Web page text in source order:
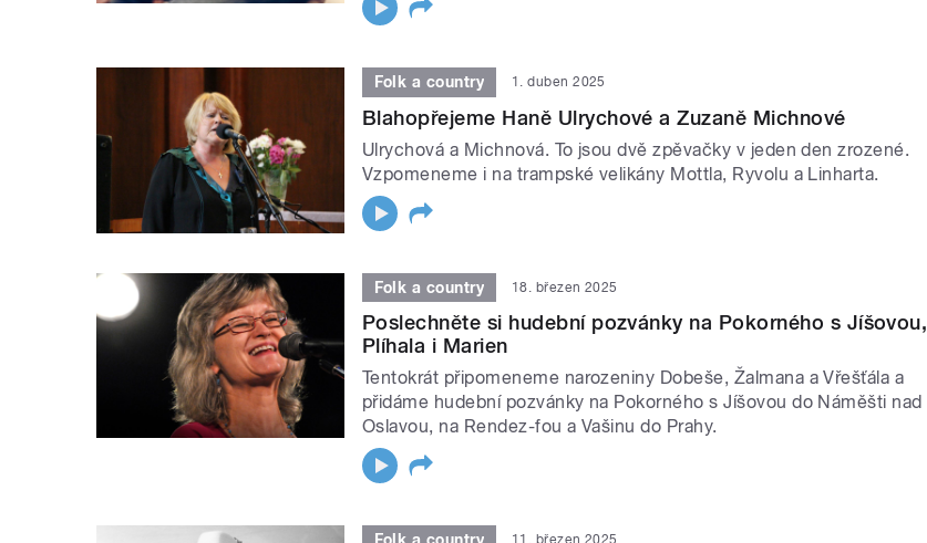
Folk a country 1. duben 2025
Blahopřejeme Haně Ulrychové a Zuzaně Michnové
Ulrychová a Michnová. To jsou dvě zpěvačky v jeden den zrozené.
Vzpomeneme i na trampské velikány Mottla, Ryvolu a Linharta.
Folk a country 18. březen 2025
Poslechněte si hudební pozvánky na Pokorného s Jíšovou,
Plíhala i Marien
Tentokrát připomeneme narozeniny Dobeše, Žalmana a Vřešťála a
přidáme hudební pozvánky na Pokorného s Jíšovou do Náměšti nad
Oslavou, na Rendez-fou a Vašinu do Prahy.
11. březen 2025